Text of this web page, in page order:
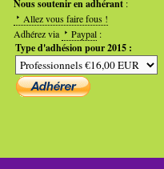
Nous soutenir en adhérant :
Allez vous faire fous !
Adhérez via
Paypal :
Type d'adhésion pour 2015 :